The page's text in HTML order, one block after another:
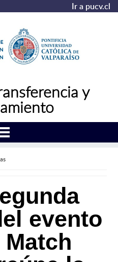
Ir a pucv.cl
y
evento
Match